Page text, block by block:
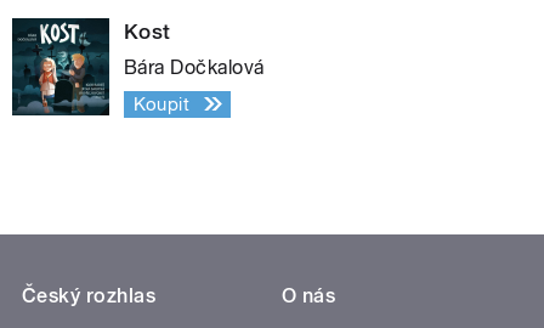
Kost
Bára Dočkalová
Koupit
Český rozhlas
O nás